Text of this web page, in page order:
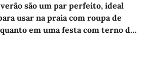
são um par perfeito, ideal
usar na praia com roupa de
em uma festa com terno de